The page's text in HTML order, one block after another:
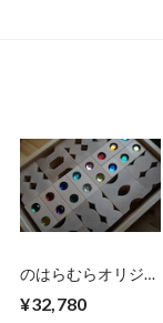
のはらむらオリジナ
木3種セット
¥32,780